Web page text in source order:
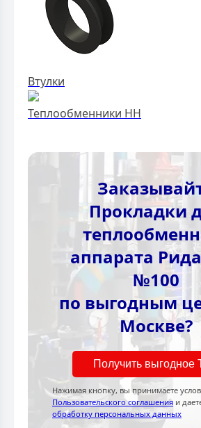
Втулки
Теплообменники НН
Прокладки
аппарата
№100
по выгодным
Москве?
Получить выгодное
Нажимая кнопку, вы принимаете
Пользовательского соглашения и
обработку персональных данных